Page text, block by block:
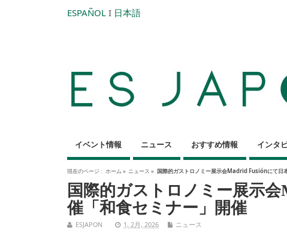
ESPAÑOL I 日本語
イベント情報 ニュース おすすめ情報 インタ
現在のページ : ホーム » ニュース » 国際的ガストロノミー展示会Madrid Fusiónにて日
国際的ガストロノミー展示
催「和食セミナー」開催
ESJAPON 1, 2月, 2026 ニュース